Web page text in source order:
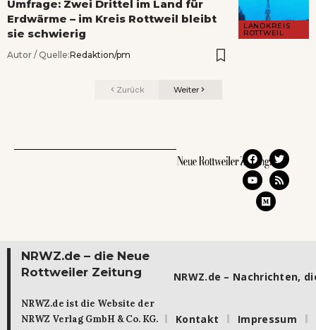
LANDKREIS
ROTTWEIL
Umfrage: Zwei Drittel im Land für
Erdwärme – im Kreis Rottweil bleibt
sie schwierig
Autor / Quelle:Redaktion/pm
Zurück Weiter
NRWZ.de – die Neue
Rottweiler Zeitung
NRWZ.de ist die Website der
NRWZ Verlag GmbH & Co. KG.
NRWZ.de – Nachrichten,
Kontakt Impressum